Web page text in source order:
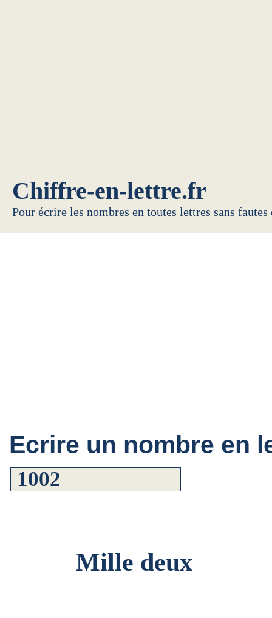
Chiffre-en-lettre.fr
Pour écrire les nombres en toutes lettres sans
Ecrire un nombre en
Mille deux